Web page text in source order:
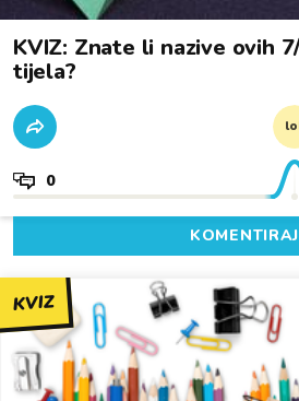
KVIZ: Znate li nazive ovih
tijela?
0
KOMENTIRAJ
KVIZ